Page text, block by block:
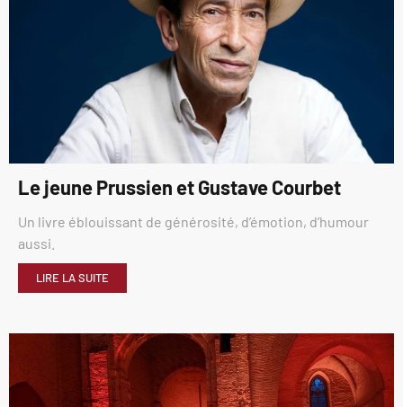
Le jeune Prussien et Gustave Courbet
Un livre éblouissant de générosité, d’émotion, d’humour
aussi.
LIRE LA SUITE